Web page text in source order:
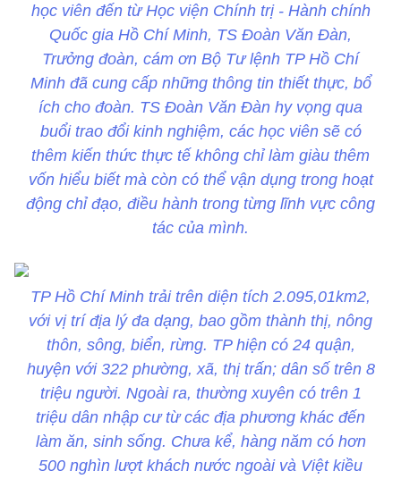
học viên đến từ Học viện Chính trị - Hành chính
Quốc gia Hồ Chí Minh, TS Đoàn Văn Đàn,
Trưởng đoàn, cám ơn Bộ Tư lệnh TP Hồ Chí
Minh đã cung cấp những thông tin thiết thực, bổ
ích cho đoàn. TS Đoàn Văn Đàn hy vọng qua
buổi trao đổi kinh nghiệm, các học viên sẽ có
thêm kiến thức thực tế không chỉ làm giàu thêm
vốn hiểu biết mà còn có thể vận dụng trong hoạt
động chỉ đạo, điều hành trong từng lĩnh vực công
tác của mình.
TP Hồ Chí Minh trải trên diện tích 2.095,01km2,
với vị trí địa lý đa dạng, bao gồm thành thị, nông
thôn, sông, biển, rừng. TP hiện có 24 quận,
huyện với 322 phường, xã, thị trấn; dân số trên 8
triệu người. Ngoài ra, thường xuyên có trên 1
triệu dân nhập cư từ các địa phương khác đến
làm ăn, sinh sống. Chưa kể, hàng năm có hơn
500 nghìn lượt khách nước ngoài và Việt kiều